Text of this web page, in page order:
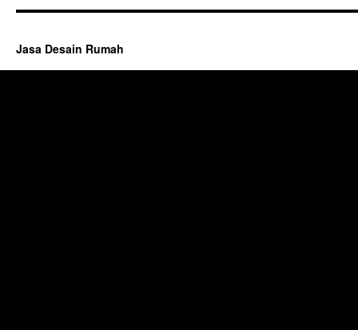
Jasa Desain Rumah